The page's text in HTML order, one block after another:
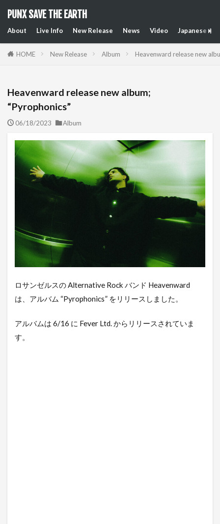
PUNX SAVE THE EARTH
About Live Info New Release News Video Japanese
HOME New Release Album Heavenward release new
Heavenward release new album;
“Pyrophonics”
06/18/2023 Album
ロサンゼルスの Alternative Rock バンド Heavenward
は、アルバム “Pyrophonics” をリリースしました。
アルバムは 6/16 に Fever Ltd. からリリースされていま
す。